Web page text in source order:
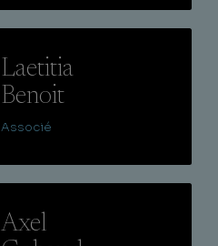
Laetitia
Benoit
Associé
Axel